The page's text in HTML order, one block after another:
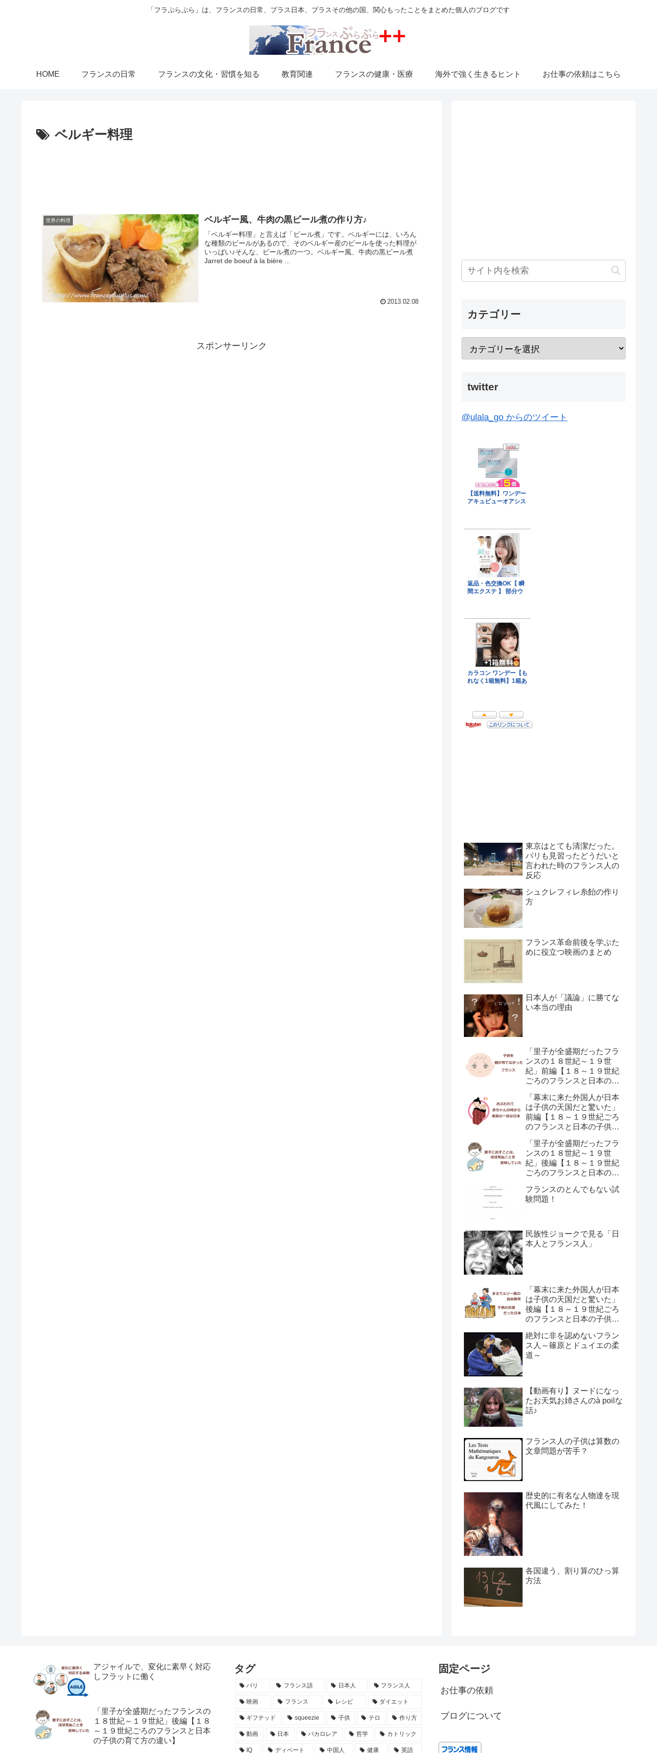
「フラぷらぷら」は、フランスの日常、プラス日本、プラスその他の国、関心もったことをまとめた個人のブログです
HOME フランスの日常 フランスの文化・習慣を知る 教育関連 フランスの健康・医療 海外で強く生きるヒント お仕事の依頼はこちら
ベルギー料理
世界の料理 ベルギー風、牛肉の黒ビール煮の作り方♪
「ベルギー料理」と言えば「ビール煮」です。ベルギーには、いろん
な種類のビールがあるので、そのベルギー産のビールを使った料理が
いっぱい♪そんな、ビール煮の一つ。ベルギー風、牛肉の黒ビール煮
Jarret de boeuf à la bière ...
2013.02.08
スポンサーリンク
カテゴリー
twitter
@ulala_go からのツイート
東京はとても清潔だった。
パリも見習ったどうだいと
言われた時のフランス人の
反応
シュクレフィレ糸飴の作り
方
フランス革命前後を学ぶた
めに役立つ映画のまとめ
日本人が「議論」に勝てな
い本当の理由
「里子が全盛期だったフラ
ンスの１８世紀～１９世
紀」前編【１８～１９世紀
ごろのフランスと日本の子
「幕末に来た外国人が日本
は子供の天国だと驚いた」
前編【１８～１９世紀ごろ
のフランスと日本の子供の
「里子が全盛期だったフラ
ンスの１８世紀～１９世
紀」後編【１８～１９世紀
ごろのフランスと日本の子
フランスのとんでもない試
験問題！
民族性ジョークで見る「日
本人とフランス人」
「幕末に来た外国人が日本
は子供の天国だと驚いた」
後編【１８～１９世紀ごろ
のフランスと日本の子供の
絶対に非を認めないフラン
ス人～篠原とドュイエの柔
道～
【動画有り】ヌードになっ
たお天気お姉さんのà poilな
話♪
フランス人の子供は算数の
文章問題が苦手？
歴史的に有名な人物達を現
代風にしてみた！
各国違う、割り算のひっ算
方法
アジャイルで、変化に素早く対応
しフラットに働く
「里子が全盛期だったフランスの
１８世紀～１９世紀」後編【１８
～１９世紀ごろのフランスと日本
の子供の育て方の違い】
タグ
パリ フランス語 日本人 フランス人
映画 フランス レシピ ダイエット
ギフテッド squeezie 子供 テロ 作り方
動画 日本 バカロレア 哲学 カトリック
IQ ディベート 中国人 健康 英語
固定ページ
お仕事の依頼
ブログについて